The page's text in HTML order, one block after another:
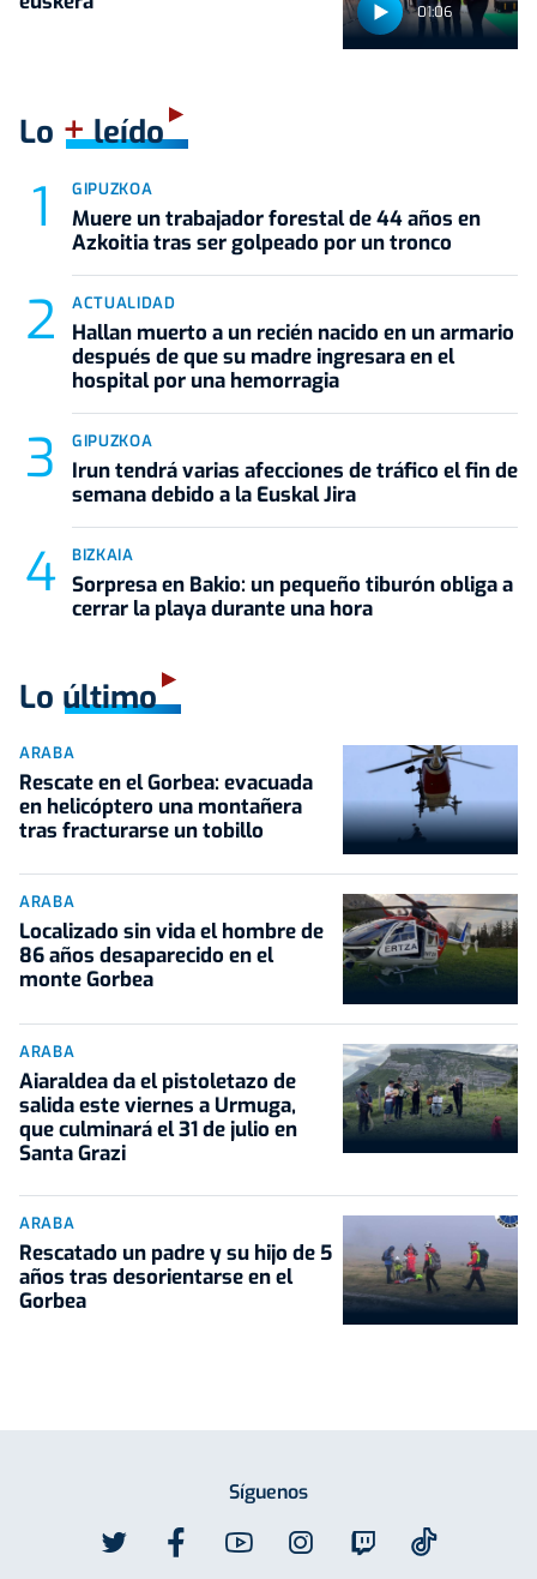
01:06
Lo +leído
GIPUZKOA
Muere un trabajador forestal de 44 años en
Azkoitia tras ser golpeado por un tronco
ACTUALIDAD
Hallan muerto a un recién nacido en un armario
después de que su madre ingresara en el
hospital por una hemorragia
GIPUZKOA
Irun tendrá varias afecciones de tráfico el fin de
semana debido a la Euskal Jira
BIZKAIA
Sorpresa en Bakio: un pequeño tiburón obliga a
cerrar la playa durante una hora
Lo último
ARABA
Rescate en el Gorbea: evacuada
en helicóptero una montañera
tras fracturarse un tobillo
ARABA
Localizado sin vida el hombre de
86 años desaparecido en el
monte Gorbea
ARABA
Aiaraldea da el pistoletazo de
salida este viernes a Urmuga,
que culminará el 31 de julio en
Santa Grazi
ARABA
Rescatado un padre y su hijo de 5
años tras desorientarse en el
Gorbea
Síguenos